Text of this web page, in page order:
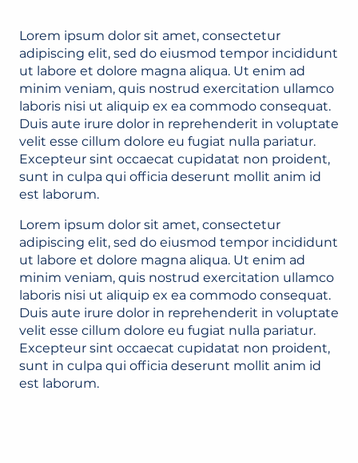
Lorem ipsum dolor sit amet, consectetur
adipiscing elit, sed do eiusmod tempor incididunt
ut labore et dolore magna aliqua. Ut enim ad
minim veniam, quis nostrud exercitation ullamco
laboris nisi ut aliquip ex ea commodo consequat.
Duis aute irure dolor in reprehenderit in voluptate
velit esse cillum dolore eu fugiat nulla pariatur.
Excepteur sint occaecat cupidatat non proident,
sunt in culpa qui officia deserunt mollit anim id
est laborum.
Lorem ipsum dolor sit amet, consectetur
adipiscing elit, sed do eiusmod tempor incididunt
ut labore et dolore magna aliqua. Ut enim ad
minim veniam, quis nostrud exercitation ullamco
laboris nisi ut aliquip ex ea commodo consequat.
Duis aute irure dolor in reprehenderit in voluptate
velit esse cillum dolore eu fugiat nulla pariatur.
Excepteur sint occaecat cupidatat non proident,
sunt in culpa qui officia deserunt mollit anim id
est laborum.